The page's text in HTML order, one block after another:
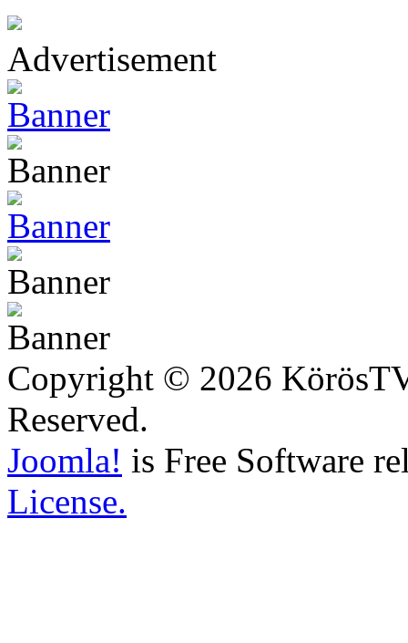
Advertisement
Copyright © 2026
Reserved.
Joomla! is Free Software
License.